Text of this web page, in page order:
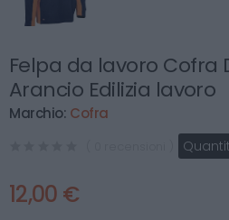
Felpa da lavoro Cofra
Arancio Edilizia lavoro
Marchio: Cofra
12,00 €